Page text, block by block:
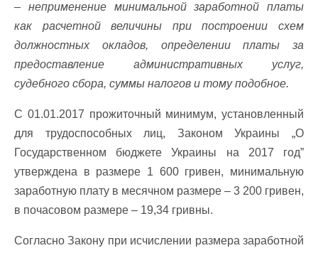
– неприменение минимальной заработной платы
как расчетной величины при построении схем
должностных окладов, определении платы за
предоставление административных услуг,
судебного сбора, суммы налогов и тому подобное.
С 01.01.2017 прожиточный минимум, установленный
для трудоспособных лиц, Законом Украины „О
Государственном бюджете Украины на 2017 год”
утверждена в размере 1 600 гривен, минимальную
заработную плату в месячном размере – 3 200 гривен,
в почасовом размере – 19,34 гривны.
Согласно Закону при исчислении размера заработной